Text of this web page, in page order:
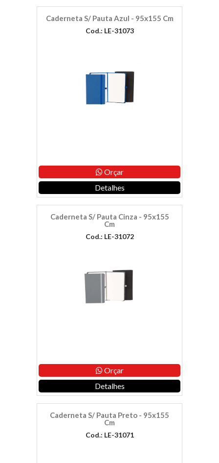
Caderneta S/ Pauta Azul - 95x155 Cm
Cod.: LE-31073
Orçar
Detalhes
Caderneta S/ Pauta Cinza - 95x155
Cm
Cod.: LE-31072
Orçar
Detalhes
Caderneta S/ Pauta Preto - 95x155
Cm
Cod.: LE-31071